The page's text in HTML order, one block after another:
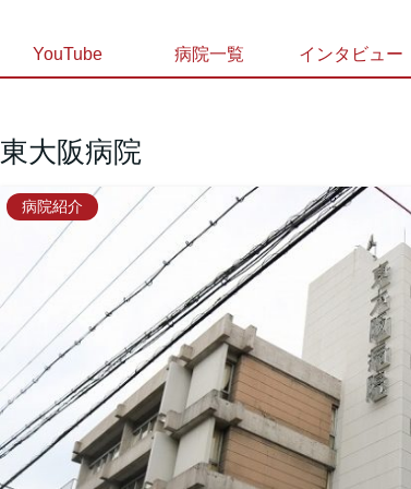
YouTube 病院一覧 インタビュー
東大阪病院
病院紹介